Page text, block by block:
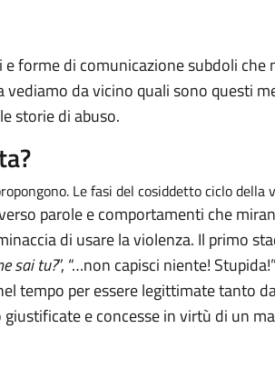
forme di comunicazione subdoli
da vicino quali sono questi
storie di abuso.
Le fasi del cosiddetto ciclo della
parole e comportamenti che
di usare la violenza. Il primo
sai tu?”, “…non capisci niente!
tempo per essere legittimate tanto
e concesse in virtù di un